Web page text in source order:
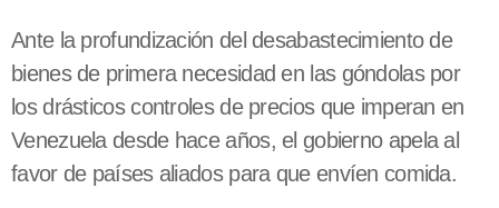
Ante la profundización del desabastecimiento de
bienes de primera necesidad en las góndolas por
los drásticos controles de precios que imperan en
Venezuela desde hace años, el gobierno apela al
favor de países aliados para que envíen comida.